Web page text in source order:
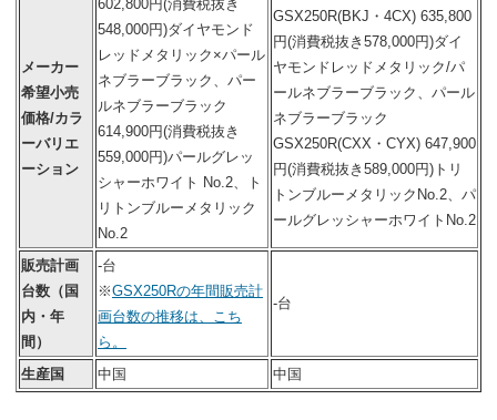
メーカー
希望小売
価格/カラ
ーバリエ
ーション
602,800円(消費税抜き
548,000円)ダイヤモンド
レッドメタリック×パール
ネブラーブラック、パー
ルネブラーブラック
614,900円(消費税抜き
559,000円)パールグレッ
シャーホワイト No.2、ト
リトンブルーメタリック
No.2
GSX250R(BKJ・4CX) 635,800
円(消費税抜き578,000円)ダイ
ヤモンドレッドメタリック/パ
ールネブラーブラック、パール
ネブラーブラック
GSX250R(CXX・CYX) 647,900
円(消費税抜き589,000円) トリ
トンブルーメタリックNo.2、パ
ールグレッシャーホワイトNo.2
販売計画
台数（国
内・年
間）
-台
※GSX250Rの年間販売計
画台数の推移は、こち
ら。
-台
生産国 中国 中国